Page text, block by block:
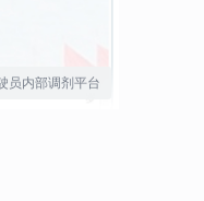
员内部调剂平台